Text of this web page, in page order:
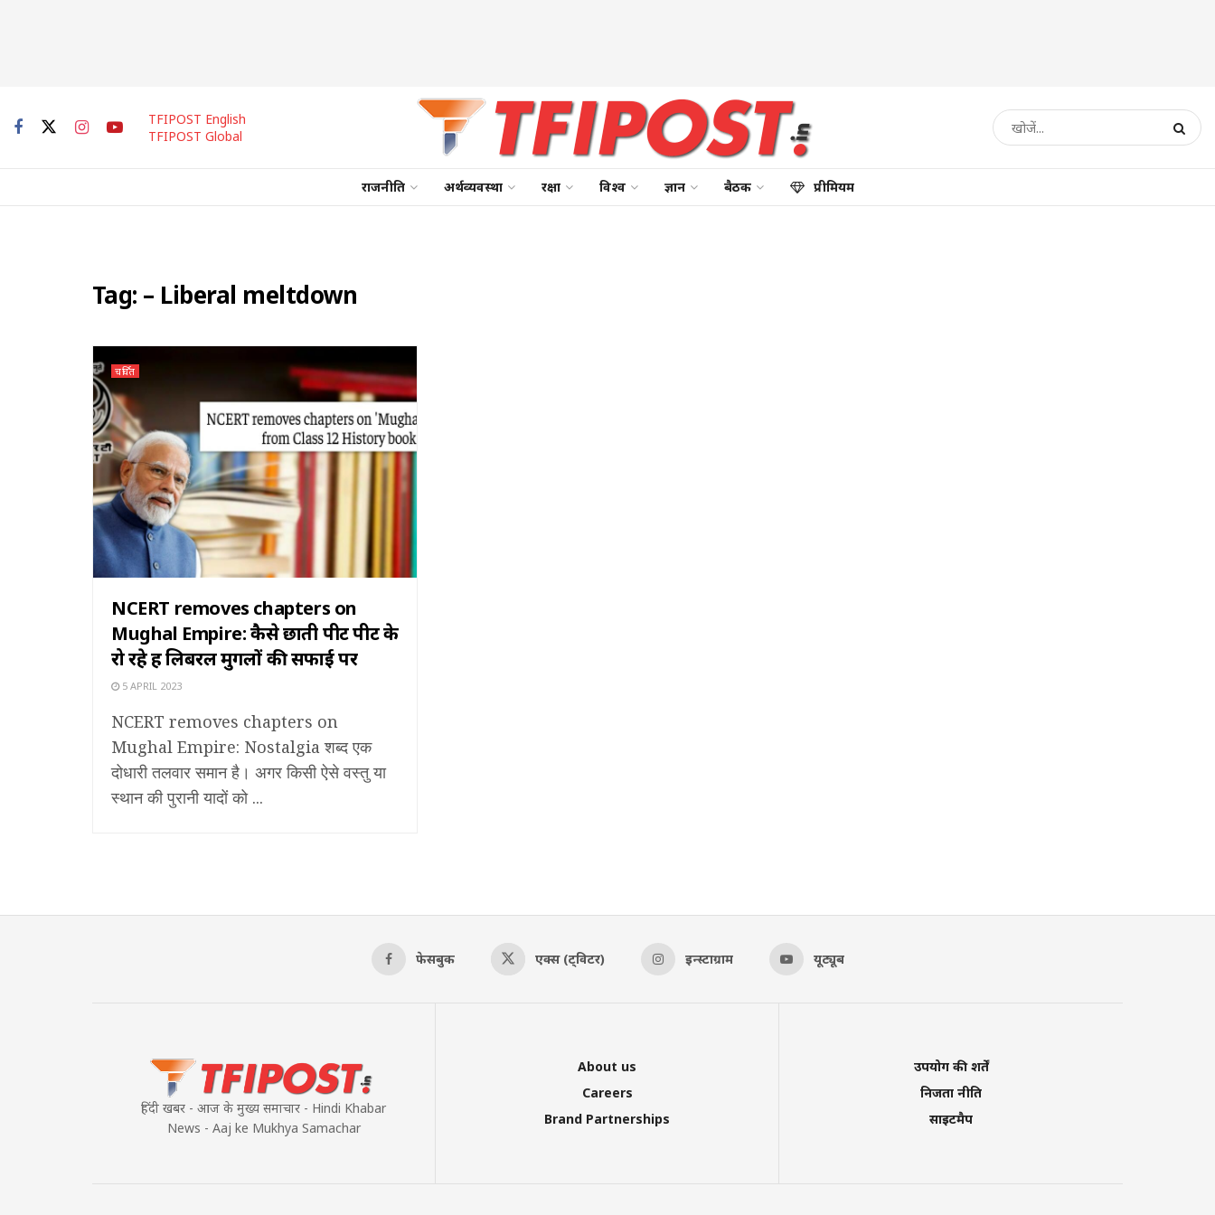
TFIPOST English
TFIPOST Global
राजनीति अर्थव्यवस्था रक्षा विश्व ज्ञान बैठक प्रीमियम
Tag: – Liberal meltdown
चर्चित
NCERT removes chapters on
Mughal Empire: कैसे छाती पीट पीट के
रो रहे हैं लिबरल मुगलों की सफाई पर
5 APRIL 2023
NCERT removes chapters on
Mughal Empire: Nostalgia शब्द एक
दोधारी तलवार समान है। अगर किसी ऐसे वस्तु या
स्थान की पुरानी यादों को ...
फेसबुक एक्स (ट्विटर) इन्स्टाग्राम यूट्यूब
हिंदी खबर - आज के मुख्य समाचार - Hindi Khabar
News - Aaj ke Mukhya Samachar
About us
Careers
Brand Partnerships
उपयोग की शर्तें
निजता नीति
साइटमैप